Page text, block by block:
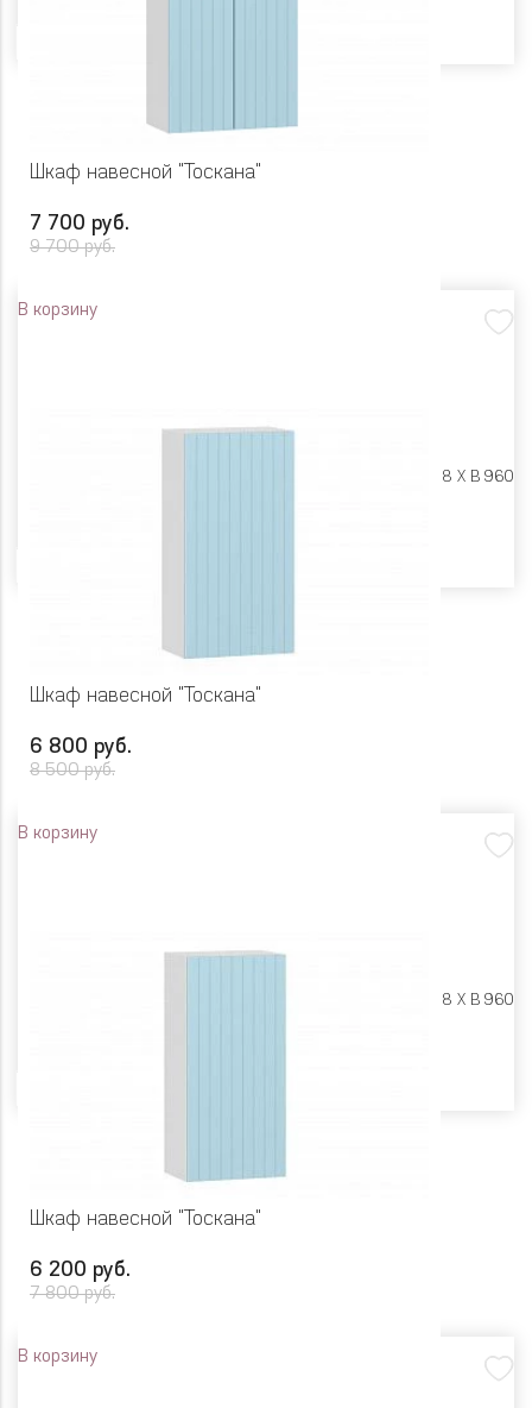
Шкаф навесной "Тоскана"
7 700 руб.
9 700 руб.
В корзину
Ш 600 X Г 318 X В 960
Шкаф навесной "Тоскана"
6 800 руб.
8 500 руб.
В корзину
Ш 500 X Г 318 X В 960
Шкаф навесной "Тоскана"
6 200 руб.
7 800 руб.
В корзину